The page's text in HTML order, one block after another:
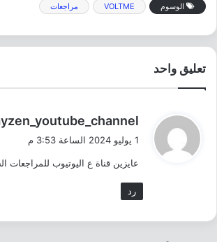
الوسوم VOLTME مراجعات
تعليق واحد
ي
ل
1 يوليو 2024 الساعة 3:53 م
عايزين قناة ع اليوتيوب للمراجعات
رد